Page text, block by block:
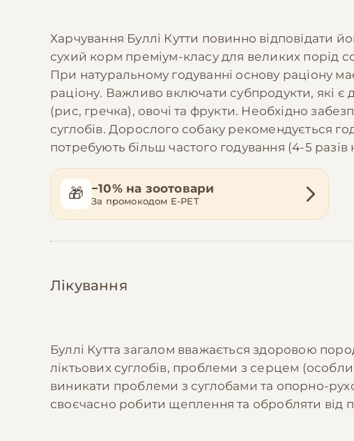
Харчування Буллі Кутти повинно відповідати
сухий корм преміум-класу для великих порід
При натуральному годуванні основу раціону
раціону. Важливо включати субпродукти, які є
(рис, гречка), овочі та фрукти. Необхідно
суглобів. Дорослого собаку рекомендується
потребують більш частого годування (4-5
🎁 −10% на зоотовари
За промокодом E-PET
Лікування
Буллі Кутта загалом вважається здоровою
ліктьових суглобів, проблеми з серцем
виникати проблеми з суглобами та опорно-
своєчасно робити щеплення та обробляти від